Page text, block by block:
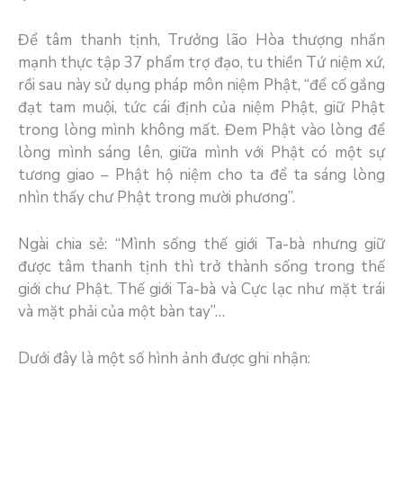
Để tâm thanh tịnh, Trưởng lão Hòa thượng nhấn
mạnh thực tập 37 phẩm trợ đạo, tu thiền Tứ niệm xứ,
rồi sau này sử dụng pháp môn niệm Phật, “để cố gắng
đạt tam muội, tức cái định của niệm Phật, giữ Phật
trong lòng mình không mất. Đem Phật vào lòng để
lòng mình sáng lên, giữa mình với Phật có một sự
tương giao – Phật hộ niệm cho ta để ta sáng lòng
nhìn thấy chư Phật trong mười phương”.
Ngài chia sẻ: “Mình sống thế giới Ta-bà nhưng giữ
được tâm thanh tịnh thì trở thành sống trong thế
giới chư Phật. Thế giới Ta-bà và Cực lạc như mặt trái
và mặt phải của một bàn tay”…
Dưới đây là một số hình ảnh được ghi nhận: